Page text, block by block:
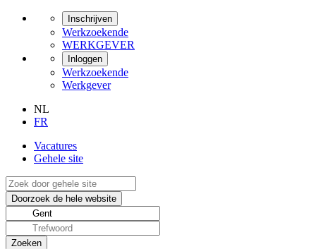
Inschrijven
Werkzoekende
WERKGEVER
Inloggen
Werkzoekende
Werkgever
NL
FR
Vacatures
Gehele site